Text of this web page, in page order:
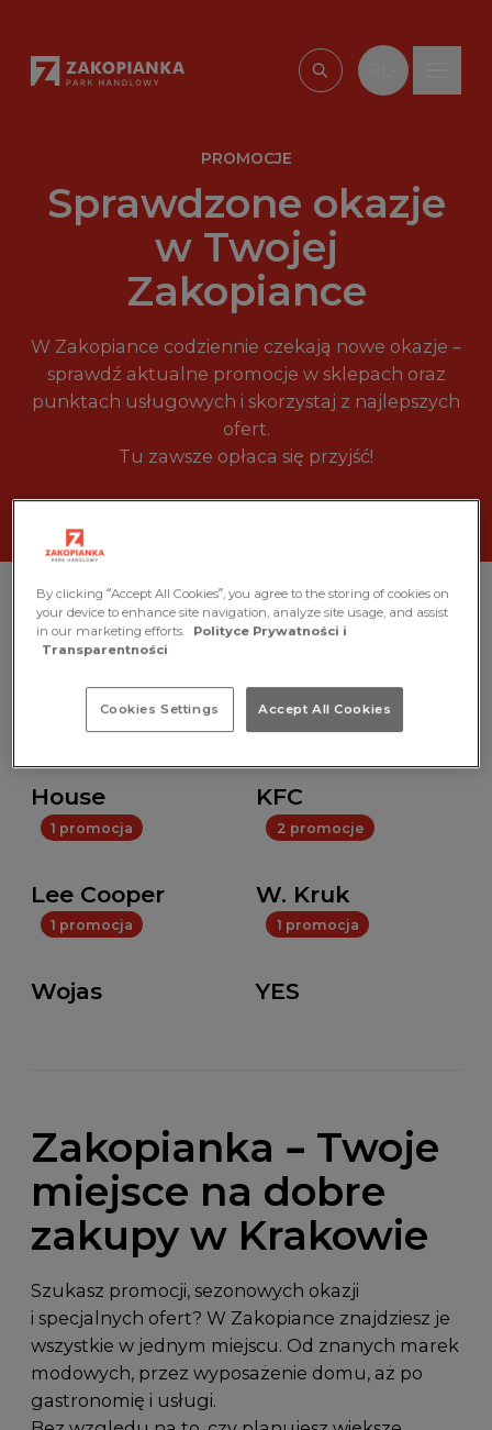
Wpisz, czego
PROMOCJE
Sprawdzone okazje
w Twojej
Zakopiance
W Zakopiance codziennie czekają nowe okazje –
sprawdź aktualne promocje w sklepach oraz
punktach usługowych i skorzystaj z najlepszych
ofert.
Tu zawsze opłaca się przyjść!
Marka
1 promocja
House
3 promocje
KFC
1 promocja
Lee Cooper
2 promocje
W. Kruk
1 promocja
Wojas
1 promocja
YES
Zakopianka – Twoje
miejsce na dobre
zakupy w Krakowie
Szukasz promocji, sezonowych okazji
i specjalnych ofert? W Zakopiance znajdziesz je
wszystkie w jednym miejscu. Od znanych marek
modowych, przez wyposażenie domu, aż po
gastronomię i usługi.
By clicking “Accept All Cookies”, you agree to the storing of cookies on
your device to enhance site navigation, analyze site usage, and assist
in our marketing efforts.
Polityce Prywatności i
Transparentności
Cookies Settings Accept All Cookies